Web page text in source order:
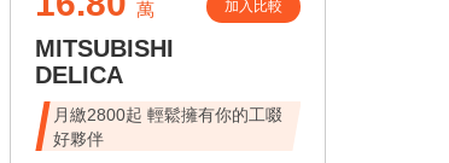
萬 加入比較
MITSUBISHI
DELICA
月繳2800起 輕鬆擁有你的工啜
好夥伴